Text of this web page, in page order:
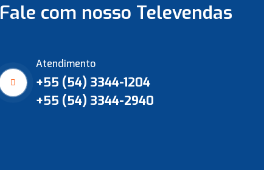
Fale com nosso Televendas
Atendimento
+55 (54) 3344-1204
+55 (54) 3344-2940